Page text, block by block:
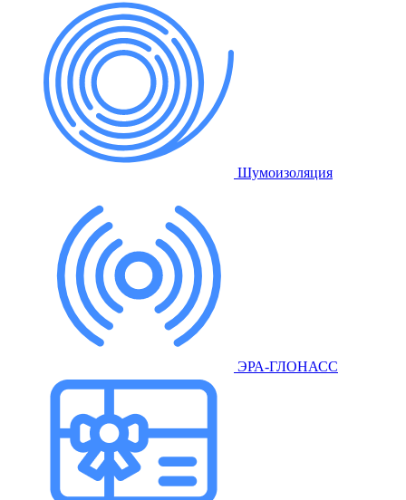
Шумоизоляция
ЭРА-ГЛОНАСС